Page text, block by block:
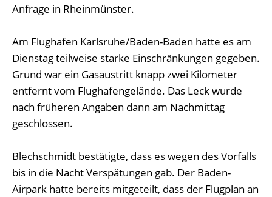
Anfrage in Rheinmünster.
Am Flughafen Karlsruhe/Baden-Baden hatte es am
Dienstag teilweise starke Einschränkungen gegeben.
Grund war ein Gasaustritt knapp zwei Kilometer
entfernt vom Flughafengelände. Das Leck wurde
nach früheren Angaben dann am Nachmittag
geschlossen.
Blechschmidt bestätigte, dass es wegen des Vorfalls
bis in die Nacht Verspätungen gab. Der Baden-
Airpark hatte bereits mitgeteilt, dass der Flugplan an